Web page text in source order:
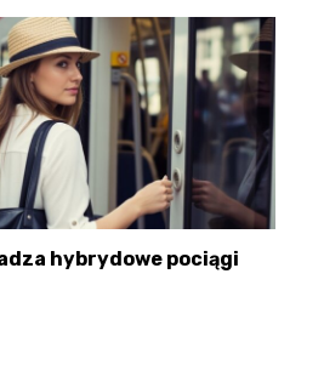
hybrydowe pociągi